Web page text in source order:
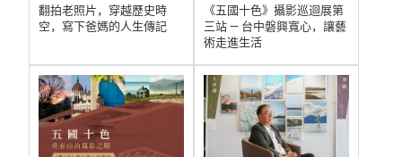
翻拍老照片，穿越歷史時
空，寫下爸媽的人生傳記
《五國十色》攝影巡迴展第
三站 — 台中磐興寬心，讓藝
術走進生活